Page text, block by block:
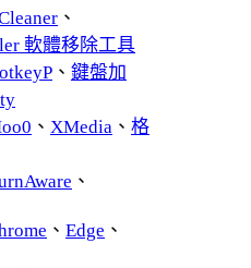
、
軟體移除工具
、 鍵盤加
、 XMedia 、 格
、
、 Edge 、